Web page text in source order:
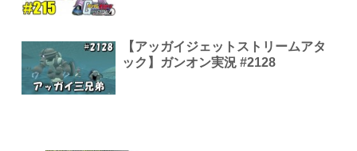
【アッガイジェットストリームアタ
ック】ガンオン実況 #2128